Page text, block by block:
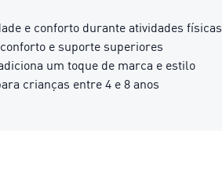
e conforto durante atividades físicas
e suporte superiores
um toque de marca e estilo
crianças entre 4 e 8 anos